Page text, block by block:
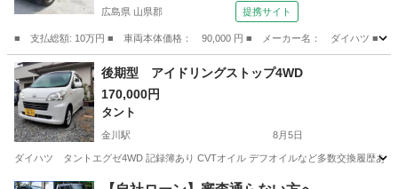
広島県 山県郡 提携サイト
■ 支払総額: 10万円 ■ 車両本体価格： 90,000 円 ■ メーカー名： ダイハツ
広島 山県郡 ムーヴ
後期型 アイドリングストップ4WD
170,000円
タント
金川駅 8月5日
ダイハツ タントエグゼ4WD 記録簿あり CVTオイル デフオイルなど多数交換履歴あ
岡山 赤磐市 金川駅 タント